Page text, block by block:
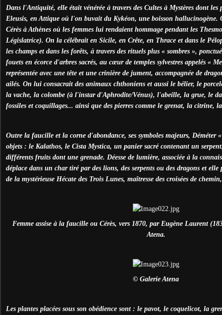
Dans l'Antiquité, elle était vénérée à travers des Cultes à Mystères dont les
Eleusis, en Attique où l'on buvait du Kykéon, une boisson
Cérès à Athènes où les femmes lui rendaient hommage pendant les
Législatrice). On la célébrait en Sicile, en Crête, en Thrace et dans le
les champs et dans les forêts, à travers des rituels plus « sombres »,
fouets en écorce d'arbres sacrés, au cœur de temples sylvestres appelés «
représentée avec une tête et une crinière de jument, accompagnée de
ailés. On lui consacrait des animaux chthoniens et aussi le bélier, le
la vache, la colombe (à l'instar d'Aphrodite/Vénus), l'abeille, la grue, le
fossiles et coquillages... ainsi que des pierres comme le grenat, la citrine,
Outre la faucille et la corne d'abondance, ses symboles majeurs, Déméter
objets : le Kalathos, le Cista Mystica, un panier sacré contenant un
différents fruits dont une grenade. Déesse de lumière, associée à la
déplace dans un char tiré par des lions, des serpents ou des dragons et
de la mystérieuse Hécate des Trois Lunes, maîtresse des croisées de
Femme assise à la faucille ou Cérès, vers 1870, par Eugène Laurent
Atena.
© Galerie Atena
Les plantes placées sous son obédience sont : le pavot, le coquelicot, la